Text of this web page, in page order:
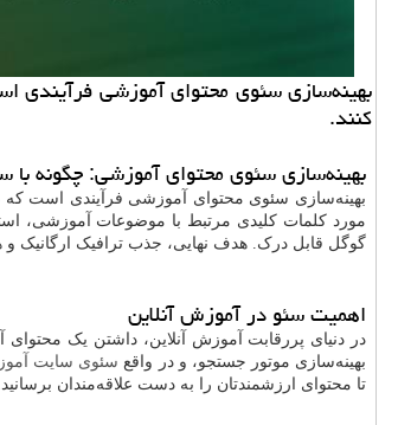
بهینه‌سازی سئوی محتوای آموزشی فرآیندی
کنند.
بهینه‌سازی سئوی محتوای آموزشی: چگونه
بهینه‌سازی سئوی محتوای آموزشی فرآیندی است که
مورد کلمات کلیدی مرتبط با موضوعات آموزشی،
گوگل قابل درک. هدف نهایی، جذب ترافیک ارگانیک و
اهمیت سئو در آموزش آنلاین
در دنیای پررقابت آموزش آنلاین، داشتن یک
بهینه‌سازی موتور جستجو، و در واقع سئوی سایت
تا محتوای ارزشمندتان را به دست علاقه‌مندان برسانید.